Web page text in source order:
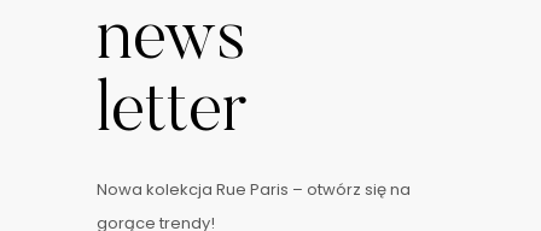
news
letter
Nowa kolekcja Rue Paris – otwórz się na
gorące trendy!